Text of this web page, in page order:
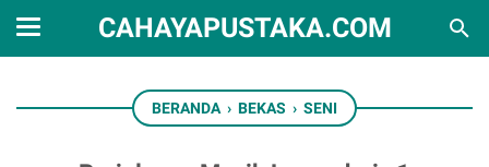
CAHAYAPUSTAKA.COM
BERANDA › BEKAS › SENI